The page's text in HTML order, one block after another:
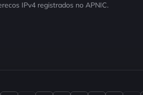
IPv4 registrados no APNIC.